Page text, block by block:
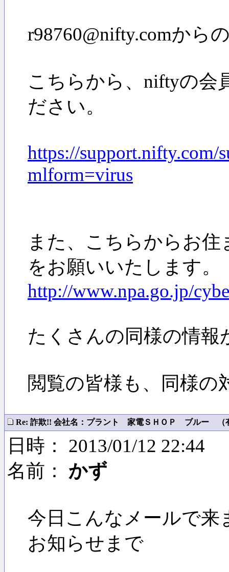
r98760@nifty.comから
こちらから、niftyの会
ださい。
https://support.nifty.com/
mlform=virus
また、こちらからお
をお願いいたします。
http://www.npa.go.jp/
たくさんの同様の情
閲覧の皆様も、同様の
Re: 詐欺!! 会社名：プラント 家電ＳＨＯＰ ブルー （
日時： 2013/01/12 22:44
名前： かず
今日こんなメールで来
お知らせまで